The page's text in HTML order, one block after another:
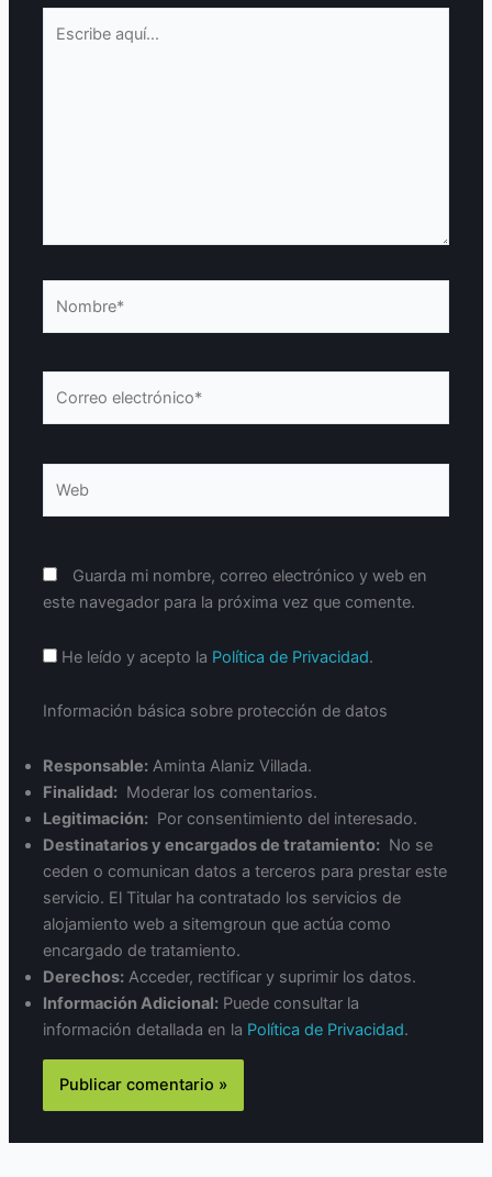
aquí...
electrónico*
Guarda mi nombre, correo electrónico y web en
este navegador para la próxima vez que comente.
He leído y acepto la Política de Privacidad.
Información básica sobre protección de datos
Responsable: Aminta Alaniz Villada.
Finalidad: Moderar los comentarios.
Legitimación: Por consentimiento del interesado.
Destinatarios y encargados de tratamiento: No se
ceden o comunican datos a terceros para prestar este
servicio. El Titular ha contratado los servicios de
alojamiento web a sitemgroun que actúa como
encargado de tratamiento.
Derechos: Acceder, rectificar y suprimir los datos.
Información Adicional: Puede consultar la
información detallada en la Política de Privacidad.